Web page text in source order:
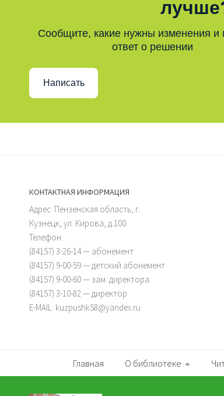
Сообщите, какие нужны изменения и
ответ о решении
Написать
КОНТАКТНАЯ ИНФОРМАЦИЯ
Адрес: Пензенская область, г.
Кузнецк, ул. Кирова, д.100
Телефон:
(84157) 3-26-14 — абонемент
(84157) 9-00-59 — детский абонемент
(84157) 9-00-60 — зам. директора
(84157) 3-10-82 — директор
E-MAIL: kuzpushk58@yandex.ru
Главная О библиотеке